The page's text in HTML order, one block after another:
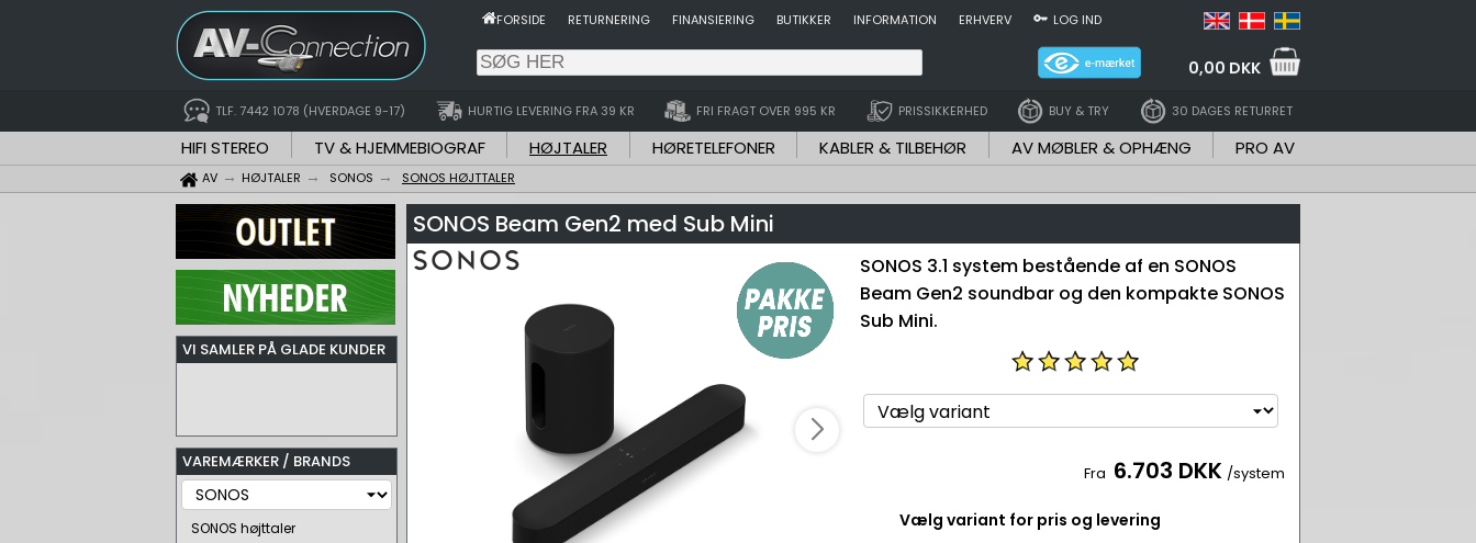
FORSIDE RETURNERING FINANSIERING BUTIKKER INFORMATION ERHVERV LOG IND
0,00 DKK
TLF. 7442 1078 (HVERDAGE 9-17) HURTIG LEVERING FRA 39 KR FRI FRAGT OVER 995 KR PRISSIKKERHED BUY & TRY 30 DAGES RETURRET
HIFI STEREO TV & HJEMMEBIOGRAF HØJTALER HØRETELEFONER KABLER & TILBEHØR AV MØBLER & OPHÆNG PRO AV
AV HØJTALER SONOS SONOS HØJTTALER
VI SAMLER PÅ GLADE KUNDER
VAREMÆRKER / BRANDS
SONOS højttaler
SONOS Beam Gen2 med Sub Mini
SONOS 3.1 system bestående af en SONOS
Beam Gen2 soundbar og den kompakte SONOS
Sub Mini.
Fra 6.703 DKK /system
Vælg variant for pris og levering